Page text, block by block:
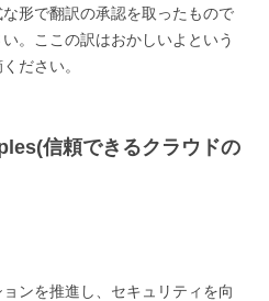
形で翻訳の承認を取ったもので
。ここの訳はおかしいよという
ださい。
信頼できるクラウドの
ンを推進し、セキュリティを向